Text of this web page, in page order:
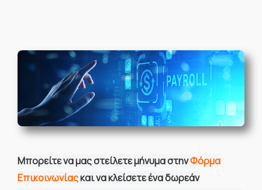
Mπορείτε να μας στείλετε μήνυμα στηνΦόρμα
Επικοινωνίαςκαι να κλείσετε ένα δωρεάν